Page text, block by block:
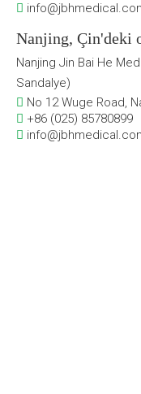

Nanjing, Çin'deki
Nanjing Jin Bai He
Sandalye)
 No 12 Wuge Road,
 +86 (025) 85780899
